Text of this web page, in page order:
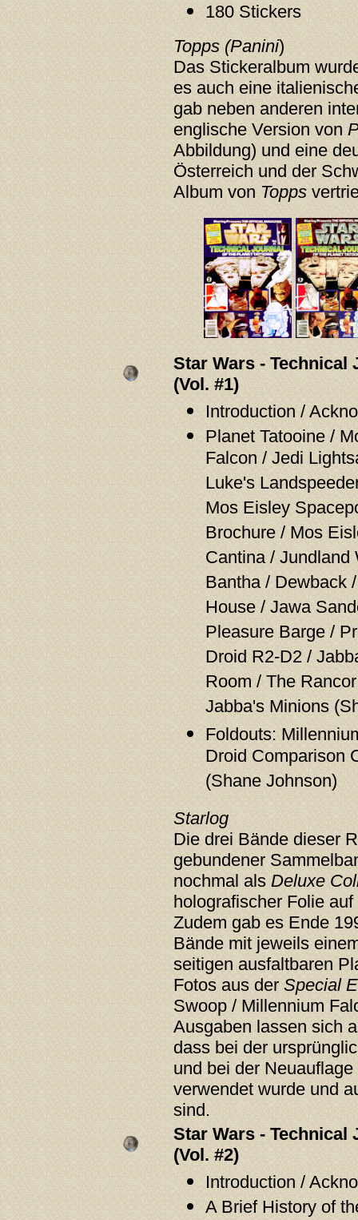
180 Stickers
Topps (Panini)
Das Stickeralbum
es auch eine
gab neben anderen
englische Version von
Abbildung) und eine
Österreich und der
Album vonTopps
Star Wars - Technical
(Vol. #1)
Introduction /
Planet Tatooine /
Falcon / Jedi
Luke's
Mos Eisley
Brochure / Mos
Cantina / Jundland
Bantha / Dewback
House / Jawa
Pleasure Barge /
Droid R2-D2 /
Room / The
Jabba's Minions
Foldouts:
Droid Comparison
(Shane Johnson)
Starlog
Die drei Bände dieser
gebundener
nochmal alsDeluxe
holografischer Folie
Zudem gab es Ende
Bände mit jeweils
seitigen ausfaltbaren
Fotos aus derSpecial
Swoop / Millennium
Ausgaben lassen sich
dass bei der
und bei der
verwendet wurde und
sind.
Star Wars -
(Vol. #2)
Introduction /
A Brief History of